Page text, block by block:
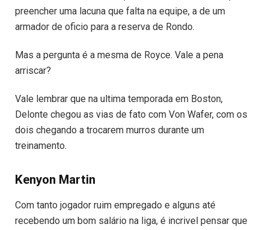
preencher uma lacuna que falta na equipe, a de um
armador de oficio para a reserva de Rondo.
Mas a pergunta é a mesma de Royce. Vale a pena
arriscar?
Vale lembrar que na ultima temporada em Boston,
Delonte chegou as vias de fato com Von Wafer, com os
dois chegando a trocarem murros durante um
treinamento.
Kenyon Martin
Com tanto jogador ruim empregado e alguns até
recebendo um bom salário na liga, é incrivel pensar que